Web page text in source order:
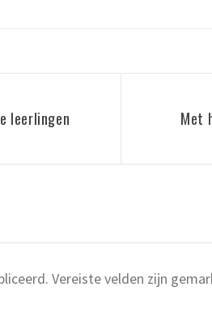
leerlingen
Met
Vereiste velden zijn